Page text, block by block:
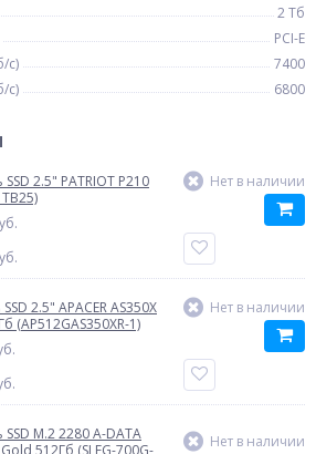
2 Тб
PCI-E
с)
7400
с)
6800
2.5" PATRIOT P210
Нет в наличии
2.5" APACER AS350X
(AP512GAS350XR-1)
Нет в наличии
M.2 2280 A-DATA
512Гб (SLEG-700G-
Нет в наличии